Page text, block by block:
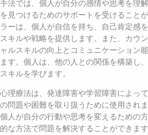
手法では、個人が自分の感情や思考を理
を見つけるためのサポートを受けること
ラーは、個人が自信を持ち、自己肯定感
スキルや戦略を提供します。また、カウ
ャルスキルの向上とコミュニケーション
ます。個人は、他の人との関係を構築し
スキルを学びます。
心理療法は、発達障害や学習障害によっ
の問題や困難を取り扱うために使用され
個人が自分の行動や思考を変えるための
的な方法で問題を解決することができま